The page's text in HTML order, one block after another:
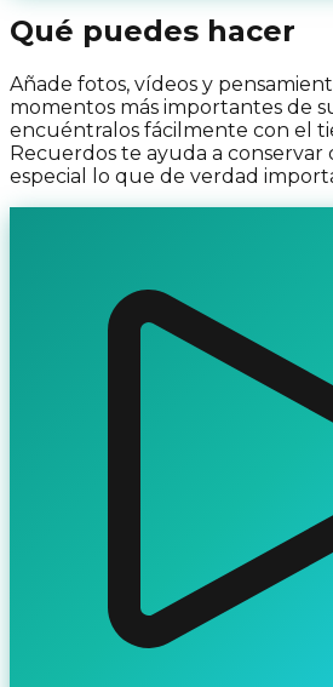
Qué puedes hacer
Añade fotos, vídeos y
momentos más importantes de
encuéntralos fácilmente con el
Recuerdos te ayuda a conservar
especial lo que de verdad